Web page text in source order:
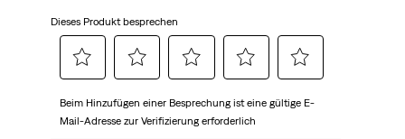
Dieses Produkt besprechen
Sie
diese
Sie
diese
Sie
diese
Sie
diese
Sie
Beim Hinzufügen einer Besprechung ist eine gültige E-
Mail-Adresse zur Verifizierung erforderlich